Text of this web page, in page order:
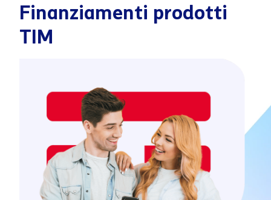
Finanziamenti prodotti
TIM